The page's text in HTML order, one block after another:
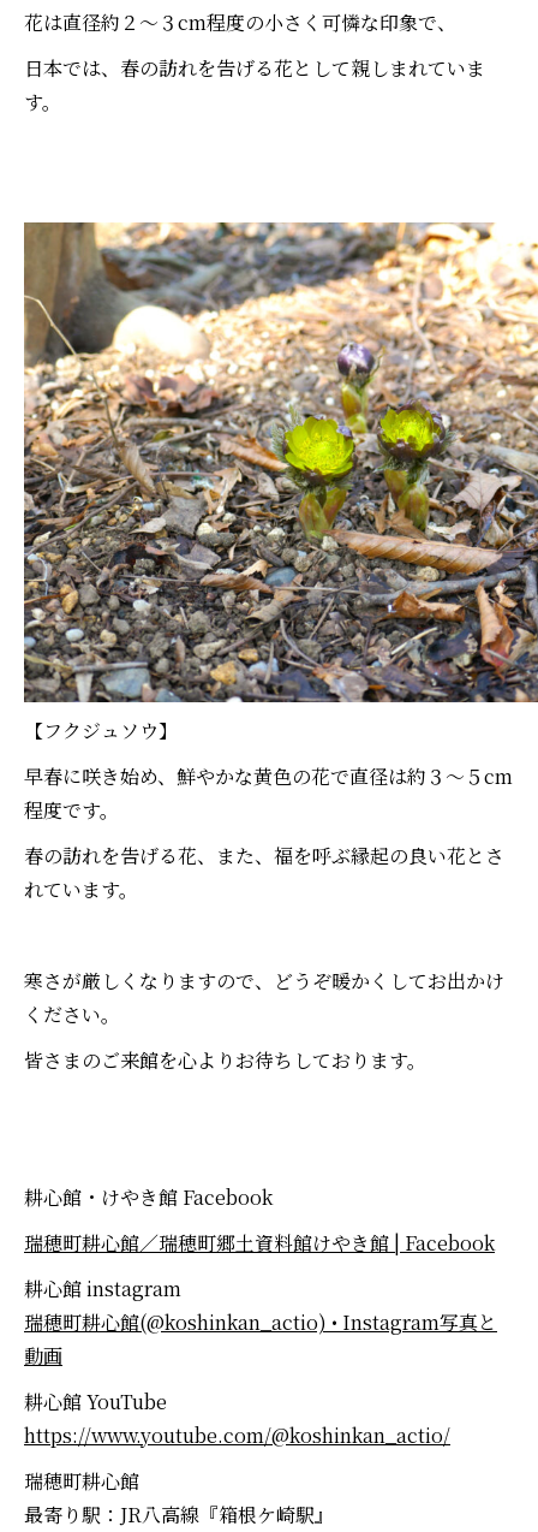
花は直径約２～３cm程度の小さく可憐な印象で、
日本では、春の訪れを告げる花として親しまれていま
す。
【フクジュソウ】
早春に咲き始め、鮮やかな黄色の花で直径は約３～５cm
程度です。
春の訪れを告げる花、また、福を呼ぶ縁起の良い花とさ
れています。
寒さが厳しくなりますので、どうぞ暖かくしてお出かけ
ください。
皆さまのご来館を心よりお待ちしております。
耕心館・けやき館 Facebook
瑞穂町耕心館／瑞穂町郷土資料館けやき館 | Facebook
耕心館 instagram
瑞穂町耕心館(@koshinkan_actio) • Instagram写真と
動画
耕心館 YouTube
https://www.youtube.com/@koshinkan_actio/
瑞穂町耕心館
最寄り駅：JR八高線『箱根ケ崎駅』